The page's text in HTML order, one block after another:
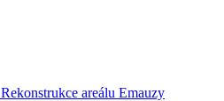
Rekonstrukce areálu Emauzy